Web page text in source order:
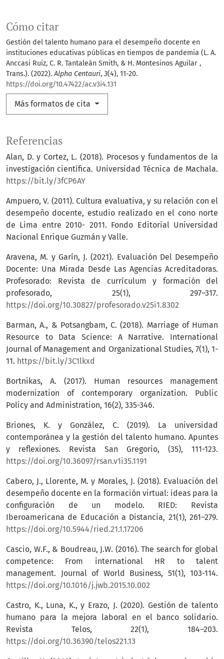
Cómo citar
Gestión del talento humano para el desempeño docente en
instituciones educativas públicas en tiempos de pandemia (L. A.
Anccasi Ruiz, C. R. Tantaleán Smith, & H. Montesinos Aguilar ,
Trans.). (2022).Alpha Centauri, 3(4), 11-20.
https://doi.org/10.47422/ac.v3i4.131
Más formatos de cita
Referencias
Alan, D. y Cortez, L. (2018). Procesos y fundamentos de la
investigación científica. Universidad Técnica de Machala.
https://bit.ly/3fCP6AY
Ampuero, V. (2011). Cultura evaluativa, y su relación con el
desempeño docente, estudio realizado en el cono norte
de Lima entre 2010- 2011. Fondo Editorial Universidad
Nacional Enrique Guzmán y Valle.
Aravena, M. y Garín, J. (2021). Evaluación Del Desempeño
Docente: Una Mirada Desde Las Agencias Acreditadoras.
Profesorado: Revista de currículum y formación del
profesorado, 25(1), 297–317.
https://doi.org/10.30827/profesorado.v25i1.8302
Barman, A., & Potsangbam, C. (2018). Marriage of Human
Resource to Data Science: A Narrative. International
Journal of Management and Organizational Studies, 7(1), 1-
11. https://bit.ly/3C1lkxd
Bortnikas, A. (2017). Human resources management
modernization of contemporary organization. Public
Policy and Administration, 16(2), 335-346.
Briones, K. y González, C. (2019). La universidad
contemporánea y la gestión del talento humano. Apuntes
y reflexiones. Revista San Gregorio, (35), 111-123.
https://doi.org/10.36097/rsan.v1i35.1191
Cabero, J., Llorente, M. y Morales, J. (2018). Evaluación del
desempeño docente en la formación virtual: ideas para la
configuración de un modelo. RIED: Revista
Iberoamericana de Educación a Distancia, 21(1), 261–279.
https://doi.org/10.5944/ried.21.1.17206
Cascio, W.F., & Boudreau, J.W. (2016). The search for global
competence: From international HR to talent
management. Journal of World Business, 51(1), 103-114.
https://doi.org/10.1016/j.jwb.2015.10.002
Castro, K., Luna, K., y Erazo, J. (2020). Gestión de talento
humano para la mejora laboral en el banco solidario.
Revista Telos, 22(1), 184–203.
https://doi.org/10.36390/telos221.13